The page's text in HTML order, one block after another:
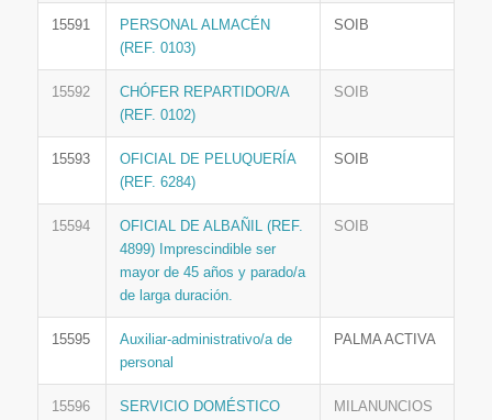
15591
PERSONAL ALMACÉN
(REF. 0103)
SOIB
15592
CHÓFER REPARTIDOR/A
(REF. 0102)
SOIB
15593
OFICIAL DE PELUQUERÍA
(REF. 6284)
SOIB
15594
OFICIAL DE ALBAÑIL (REF.
4899) Imprescindible ser
mayor de 45 años y parado/a
de larga duración.
SOIB
15595
Auxiliar-administrativo/a de
personal
PALMA ACTIVA
15596
SERVICIO DOMÉSTICO
MILANUNCIOS